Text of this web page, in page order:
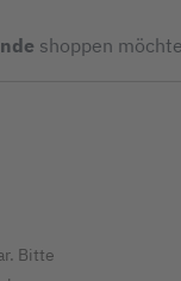
shoppen
Bitte